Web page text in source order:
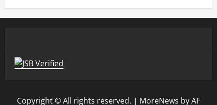
Copyright © All rights reserved. | MoreNews by AF